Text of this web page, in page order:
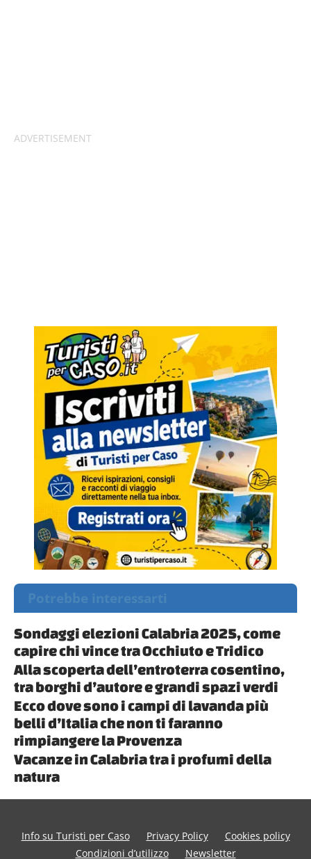
Potrebbe interessarti
Sondaggi elezioni Calabria 2025, come
capire chi vince tra Occhiuto e Tridico
Alla scoperta dell’entroterra cosentino,
tra borghi d’autore e grandi spazi verdi
Ecco dove sono i campi di lavanda più
belli d’Italia che non ti faranno
rimpiangere la Provenza
Vacanze in Calabria tra i profumi della
natura
Info su Turisti per Caso Privacy Policy
Cookies policy
Condizioni d’utilizzo
Newsletter